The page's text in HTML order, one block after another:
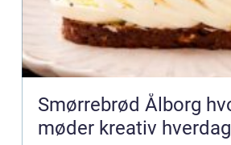
Smørrebrød Ålborg hvor tradition
møder kreativ hverdag